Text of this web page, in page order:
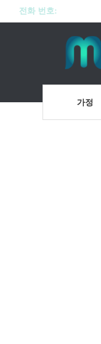
전화 번호:
가정